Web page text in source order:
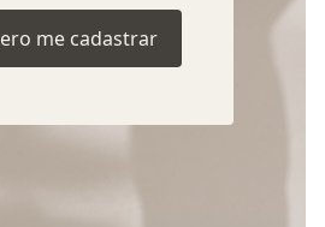
me cadastrar